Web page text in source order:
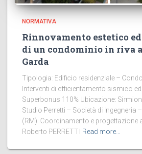
NORMATIVA
Rinnovamento estetico
di un condominio in riva
Garda
Tipologia: Edificio residenziale –
Interventi di efficientamento sismico
Superbonus 110% Ubicazione:
Studio Perretti – Società di Ingegneria
(RM) Coordinamento e progettazione
Roberto PERRETTI Read more…